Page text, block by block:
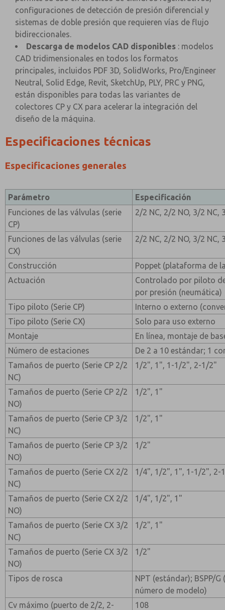
configuraciones de detección de presión diferencial y
sistemas de doble presión que requieren vías de flujo
bidireccionales.
Descarga de modelos CAD disponibles : modelos
CAD tridimensionales en todos los formatos
principales, incluidos PDF 3D, SolidWorks, Pro/Engineer
Neutral, Solid Edge, Revit, SketchUp, PLY, PRC y PNG,
están disponibles para todas las variantes de
colectores CP y CX para acelerar la integración del
diseño de la máquina.
Especificaciones técnicas
Especificaciones generales
Parámetro
Especificación
Funciones de las válvulas (serie
CP)
2/2 NC, 2/2 NO, 3/2 NC,
Funciones de las válvulas (serie
CX)
2/2 NC, 2/2 NO, 3/2 NC,
Construcción
Poppet (plataforma de
Actuación
Controlado por piloto
por presión (neumática)
Tipo piloto (Serie CP)
Interno o externo
Tipo piloto (Serie CX)
Solo para uso externo
Montaje
En línea, montaje de
Número de estaciones
De 2 a 10 estándar; 1
Tamaños de puerto (Serie CP 2/2
NC)
1/2", 1", 1-1/2", 2-1/2"
Tamaños de puerto (Serie CP 2/2
NO)
1/2", 1"
Tamaños de puerto (Serie CP 3/2
NC)
1/2", 1"
Tamaños de puerto (Serie CP 3/2
NO)
1/2"
Tamaños de puerto (Serie CX 2/2
NC)
1/4", 1/2", 1", 1-1/2", 2-
Tamaños de puerto (Serie CX 2/2
NO)
1/4", 1/2", 1"
Tamaños de puerto (Serie CX 3/2
NC)
1/2", 1"
Tamaños de puerto (Serie CX 3/2
NO)
1/2"
Tipos de rosca
NPT (estándar); BSPP/
número de modelo)
Cv máximo (puerto de 2/2, 2-
108